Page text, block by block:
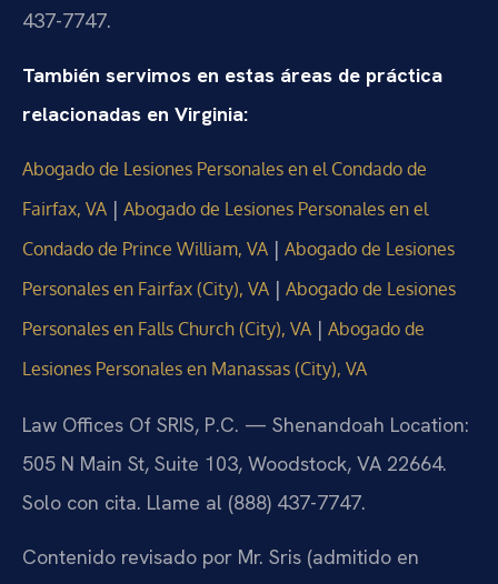
437-7747.
También servimos en estas áreas de práctica
relacionadas en Virginia:
Abogado de Lesiones Personales en el Condado de
Fairfax, VA | Abogado de Lesiones Personales en el
Condado de Prince William, VA | Abogado de Lesiones
Personales en Fairfax (City), VA | Abogado de Lesiones
Personales en Falls Church (City), VA | Abogado de
Lesiones Personales en Manassas (City), VA
Law Offices Of SRIS, P.C. — Shenandoah Location:
505 N Main St, Suite 103, Woodstock, VA 22664.
Solo con cita. Llame al (888) 437-7747.
Contenido revisado por Mr. Sris (admitido en